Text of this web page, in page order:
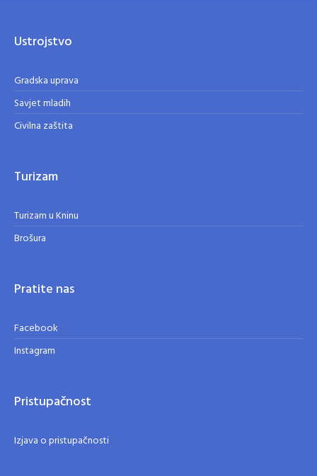
Ustrojstvo
Gradska uprava
Savjet mladih
Civilna zaštita
Turizam
Turizam u Kninu
Brošura
Pratite nas
Facebook
Instagram
Pristupačnost
Izjava o pristupačnosti